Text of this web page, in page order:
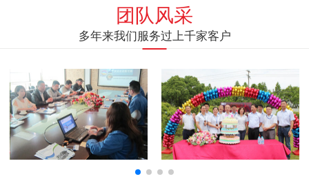
团队风采
多年来我们服务过上千家客户